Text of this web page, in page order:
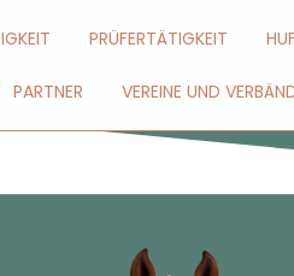
PRÜFERTÄTIGKEIT
PARTNER VEREINE UND